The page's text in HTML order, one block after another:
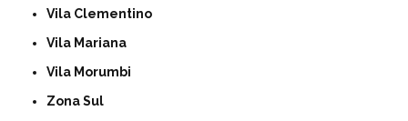
Vila Clementino
Vila Mariana
Vila Morumbi
Zona Sul